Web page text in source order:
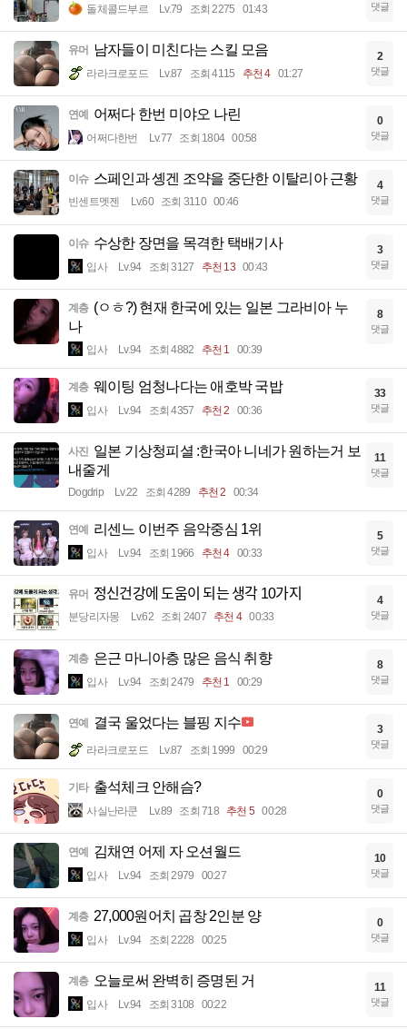
돌체콜드부르 Lv.79 조회 2275 01:43 댓글
유머 남자들이 미친다는 스킬 모음
라라크로포드 Lv.87 조회 4115 추천 4 01:27
2
댓글
연예 어쩌다 한번 미야오 나린
어쩌다한번 Lv.77 조회 1804 00:58
0
댓글
이슈 스페인과 솅겐 조약을 중단한 이탈리아 근황
빈센트멧젠 Lv.60 조회 3110 00:46
4
댓글
이슈 수상한 장면을 목격한 택배기사
입사 Lv.94 조회 3127 추천 13 00:43
3
댓글
계층 (ㅇㅎ?) 현재 한국에 있는 일본 그라비아 누
나
입사 Lv.94 조회 4882 추천 1 00:39
8
댓글
계층 웨이팅 엄청나다는 애호박 국밥
입사 Lv.94 조회 4357 추천 2 00:36
33
댓글
사진 일본 기상청피셜 :한국아 니네가 원하는거 보
내줄게
Dogdrip Lv.22 조회 4289 추천 2 00:34
11
댓글
연예 리센느 이번주 음악중심 1위
입사 Lv.94 조회 1966 추천 4 00:33
5
댓글
유머 정신건강에 도움이 되는 생각 10가지
분당리자몽 Lv.62 조회 2407 추천 4 00:33
4
댓글
계층 은근 마니아층 많은 음식 취향
입사 Lv.94 조회 2479 추천 1 00:29
8
댓글
연예 결국 울었다는 블핑 지수
라라크로포드 Lv.87 조회 1999 00:29
3
댓글
기타 출석체크 안해슴?
사실난라쿤 Lv.89 조회 718 추천 5 00:28
0
댓글
연예 김채연 어제 자 오션월드
입사 Lv.94 조회 2979 00:27
10
댓글
계층 27,000원어치 곱창 2인분 양
입사 Lv.94 조회 2228 00:25
0
댓글
계층 오늘로써 완벽히 증명된 거
입사 Lv.94 조회 3108 00:22
11
댓글